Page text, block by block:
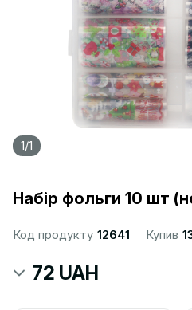
1/1
Набір фольги 10 шт
Код продукту 12641 Купив
72 UAH